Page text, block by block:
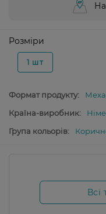
Розміри
1 шт
Формат продукту:
Країна-виробник:
Група кольорів: